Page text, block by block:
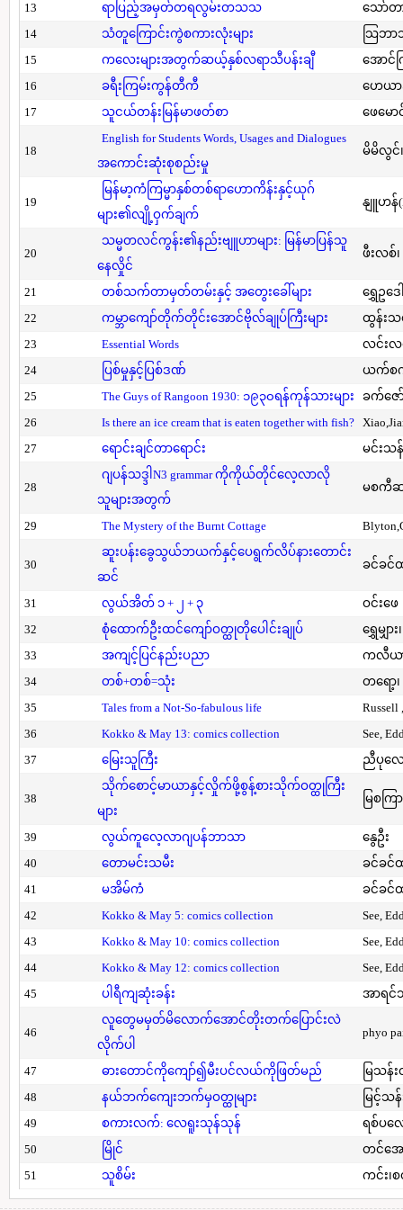
13
ရာပြည့်အမှတ်တရလွမ်းတသသ
သော်တ
14
သံတူကြောင်းကွဲစကားလုံးများ
သြဘာ
15
ကလေးများအတွက်ဆယ့်နှစ်လရာသီပန်းချီ
အောင်
16
ခရီးကြမ်းကွန်တီကီ
ဟေယာ
17
သူငယ်တန်းမြန်မာဖတ်စာ ဖေမော
18
English for Students Words, Usages and Dialogues
အကောင်းဆုံးစုစည်းမှု
မိမိလွင်၊
19
မြန်မာ့ကံကြမ္မာနှစ်တစ်ရာဟောကိန်းနှင့်ယုဂ်
များ၏လျို့ဝှက်ချက်
နျူဟန်
20
သမ္မတလင်ကွန်း၏နည်းဗျူဟာများ: မြန်မာပြန်သူ
နေလှိုင်
ဖီးလစ်
21 တစ်သက်တာမှတ်တမ်းနှင့် အတွေးခေါ်များ
ရွှေဥဒေ
22
ကမ္ဘာကျော်တိုက်တိုင်းအောင်ဗိုလ်ချုပ်ကြီးများ
ထွန်းသ
23
Essential Words
လင်းလ
24
ပြစ်မှုနှင့်ပြစ်ဒဏ်
ယက်စကီ
25
The Guys of Rangoon 1930: ၁၉၃၀ရန်ကုန်သားများ
ခက်ဇေ
26
Is there an ice cream that is eaten together with fish?
27
ရောင်းချင်တာရောင်း မင်းသ
28
ဂျပန်သဒ္ဒါN3 grammar ကိုကိုယ်တိုင်လေ့လာလို
သူများအတွက်
မစကီ
29 The Mystery of the Burnt Cottage
30
ဆူးပန်းခွေသွယ်ဘယက်နှင့်ပေရွက်လိပ်နားတောင်း
ဆင်
ခင်ခင်
31 လွယ်အိတ် ၁ + ၂ + ၃
ဝင်းဖေ
32
စုံထောက်ဦးထင်ကျော်ဝတ္ထုတိုပေါင်းချုပ်
ရွှေမျှား
33
အကျင့်ပြင်နည်းပညာ
ကလီယာ
34
တစ်+တစ်=သုံး
တရော့၊
35
Tales from a Not-So-fabulous life
Russell
36
Kokko & May 13: comics collection
See,
37
မြေးသူကြီး ညီပုလေ
38
သိုက်စောင့်မာယာနှင့်လှိုက်ဖို့စွန့်စားသိုက်ဝတ္ထုကြီး
များ
မြစကြာ
39 လွယ်ကူလေ့လာဂျပန်ဘာသာ
နွေဦး
40
တောမင်းသမီး
ခင်ခင်
41
မအိမ်ကံ
ခင်ခင်
42
Kokko & May 5: comics collection
See,
43
Kokko & May 10: comics collection
See,
44
Kokko & May 12: comics collection
See,
45
ပါရီကျဆုံးခန်း အာရင်
46
လူတွေမမှတ်မိလောက်အောင်တိုးတက်ပြောင်းလဲ
လိုက်ပါ
phyo
47 ဓားတောင်ကိုကျော်၍မီးပင်လယ်ကိုဖြတ်မည်
မြသန်
48
နယ်ဘက်ကျေးဘက်မှဝတ္ထုများ
မြင့်သန်
49
စကားလက်: လေရူးသုန်သုန်
ရစ်ပလ
50
မြိုင်
တင်အေ
51
သူစိမ်း ကင်း၊